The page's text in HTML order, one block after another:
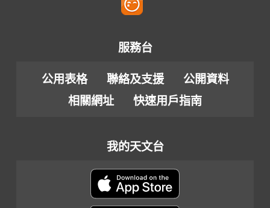
服務台
公用表格 聯絡及支援
公開資料
相關網址
快速用戶指南
我的天文台